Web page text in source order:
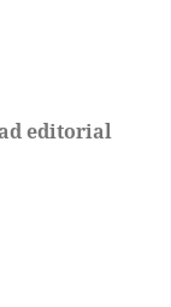
editorial